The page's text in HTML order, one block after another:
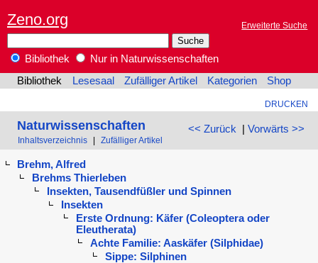
Zeno.org Erweiterte Suche
Bibliothek
Nur in Naturwissenschaften
Bibliothek
Lesesaal Zufälliger Artikel Kategorien Shop
DRUCKEN
<< Zurück | Vorwärts >>
Naturwissenschaften
Inhaltsverzeichnis Zufälliger Artikel
Brehm, Alfred
Brehms Thierleben
Insekten, Tausendfüßler und Spinnen
Insekten
Erste Ordnung: Käfer (Coleoptera oder
Eleutherata)
Achte Familie: Aaskäfer (Silphidae)
Sippe: Silphinen